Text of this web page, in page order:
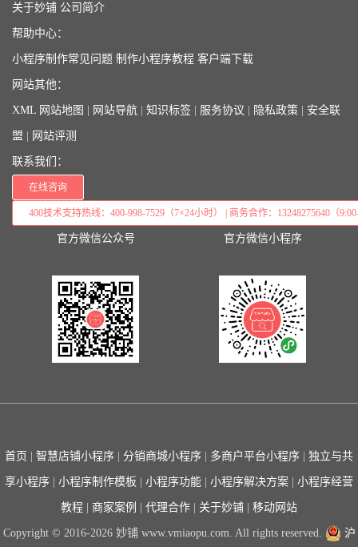
关于妙铺 公司简介
帮助中心：
小程序制作常见问题 制作小程序教程 客户端下载
网站其他：
XML 网站地图 | 网站导航 | 知识标签 | 服务协议 | 隐私政策 | 安全联
盟 | 网站评测
联系我们：
在线咨询
400技术支持热线：400-998-7529（7×24小时） | 商务合作：13248275640（
官方微信公众号 官方微信小程序
首页 | 智慧店铺小程序 | 分销商城小程序 | 多商户平台小程序 | 独立与共
享小程序 | 小程序制作模板 | 小程序功能 | 小程序解决方案 | 小程序经营
教程 | 商家案例 | 代理合作 | 关于妙铺 | 移动网站
Copyright © 2016-2026 妙铺 www.vmiaopu.com. All rights reserved. 沪